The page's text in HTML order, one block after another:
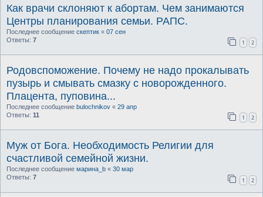
Как врачи склоняют к абортам. Чем занимаются
Центры планирования семьи. РАПС.
Последнее сообщение скептик « 07 сен
Ответы: 7 1 2
Родовспоможение. Почему не надо прокалывать
пузырь и смывать смазку с новорожденного.
Плацента, пуповина...
Последнее сообщение bulochnikov « 29 апр
Ответы: 11 1 2
Муж от Бога. Необходимость Религии для
счастливой семейной жизни.
Последнее сообщение марина_b « 30 мар
Ответы: 7 1 2